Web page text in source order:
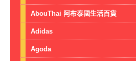
AbouThai 阿布泰國生活百貨
Adidas
Agoda